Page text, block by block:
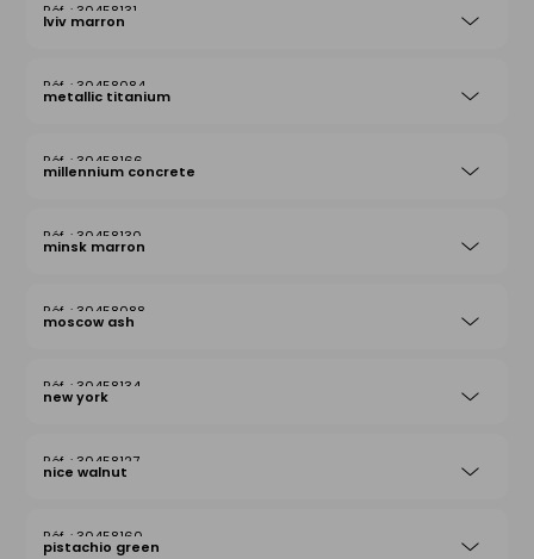
30458131
lviv marron
30458084
metallic titanium
30458166
millennium concrete
30458130
minsk marron
30458088
moscow ash
30458134
new york
30458127
nice walnut
30458160
pistachio green